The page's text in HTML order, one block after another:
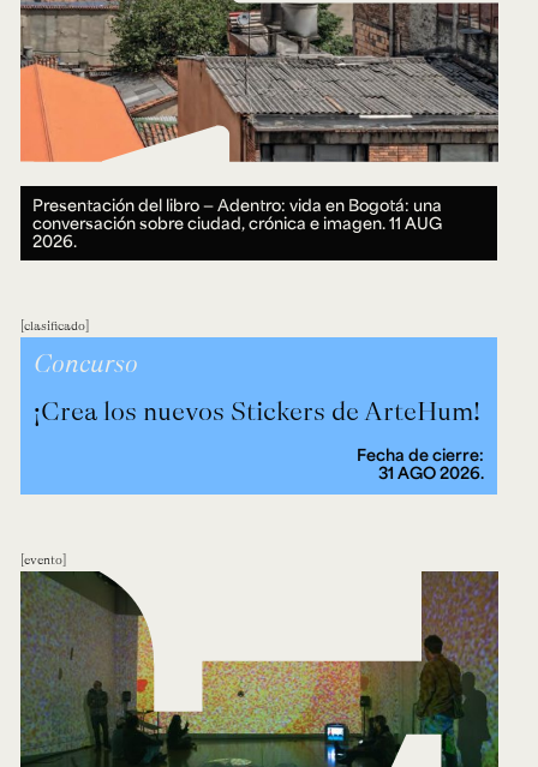
Presentación del libro — Adentro: vida en Bogotá: una
conversación sobre ciudad, crónica e imagen.11 AUG
2026.
clasificado
Concurso
¡Crea los nuevos Stickers de ArteHum!
Fecha de cierre:
31 AGO 2026.
evento